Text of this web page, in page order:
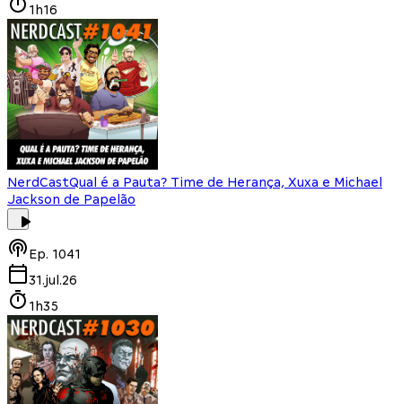
1h16
NerdCastQual é a Pauta? Time de Herança, Xuxa e Michael
Jackson de Papelão
Ep. 1041
31.jul.26
1h35